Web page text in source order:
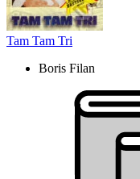
Tam Tam Tri
Boris Filan